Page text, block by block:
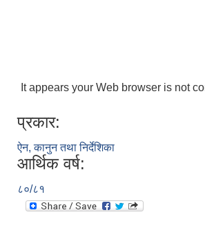
It appears your Web browser is not
प्रकार:
ऐन, कानुन तथा निर्देशिका
आर्थिक वर्ष:
८०/८१